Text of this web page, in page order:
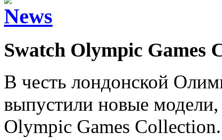
Swatch Olympic Games
В честь лондонской
выпустили новые
Olympic Games